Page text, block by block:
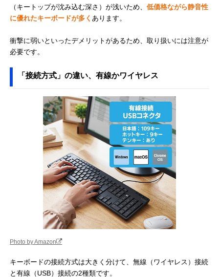
（キートップが沈み込む深さ）が浅いため、 低価格ながら静音性
に優れたキーボードが多く あります。
衝撃に弱いといったデメリットがあるため、取り扱いには注意が
必要です。
「接続方式」の違い、有線かワイヤレス
Photo by Amazon
キーボードの接続方式は大きく分けて、無線（ワイヤレス）接続
と有線（USB）接続の2種類です。